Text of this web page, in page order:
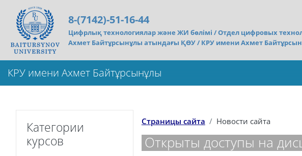
Перейти к основному содержанию
8-(7142)-51-16-44
Цифрлық технологиялар және ЖИ бөлімі /Отдел цифровых
Ахмет Байтұрсынұлы атындағы ҚӨУ / КРУ имени Ахмет
КРУ имени Ахмет Байтұрсынұлы
Страницы сайта Новости сайта
Открыты доступы на
Категории
курсов